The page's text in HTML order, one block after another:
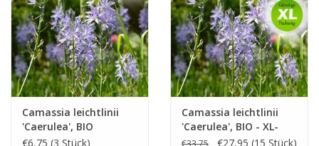
Camassia leichtlinii
'Caerulea', BIO
€6,75 (3 Stück)
Camassia leichtlinii
'Caerulea', BIO - XL-
Vorteilspackung
€27,95 (15 Stück)